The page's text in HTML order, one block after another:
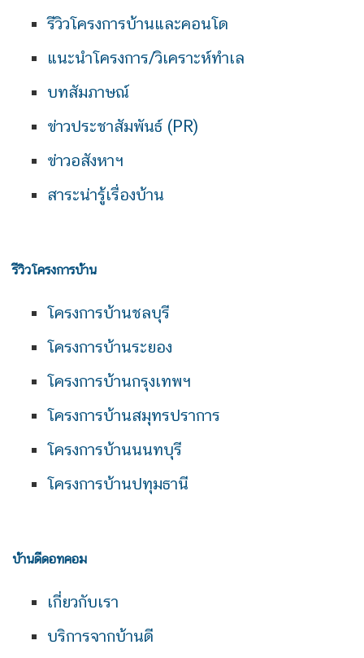
รีวิวโครงการบ้านและคอนโด
แนะนำโครงการ/วิเคราะห์ทำเล
บทสัมภาษณ์
ข่าวประชาสัมพันธ์ (PR)
ข่าวอสังหาฯ
สาระน่ารู้เรื่องบ้าน
รีวิวโครงการบ้าน
โครงการบ้านชลบุรี
โครงการบ้านระยอง
โครงการบ้านกรุงเทพฯ
โครงการบ้านสมุทรปราการ
โครงการบ้านนนทบุรี
โครงการบ้านปทุมธานี
บ้านดีดอทคอม
เกี่ยวกับเรา
บริการจากบ้านดี